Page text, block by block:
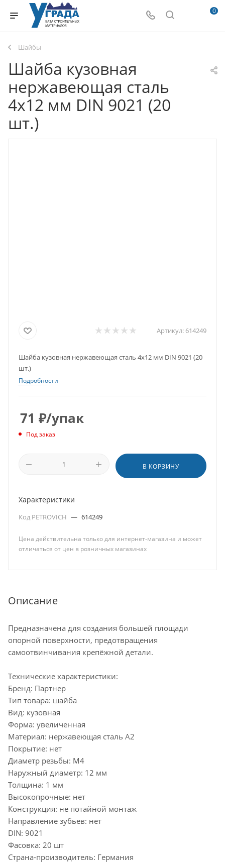
0
Шайбы
Шайба кузовная
нержавеющая сталь
4x12 мм DIN 9021 (20
шт.)
Артикул: 614249
Шайба кузовная нержавеющая сталь 4x12 мм DIN 9021 (20
шт.)
Подробности
71 ₽/упак
Под заказ
В КОРЗИНУ
Характеристики
Код PETROVICH — 614249
Цена действительна только для интернет-магазина и может
отличаться от цен в розничных магазинах
Описание
Предназначена для создания большей площади
опорной поверхности, предотвращения
самоотвинчивания крепёжной детали.
Технические характеристики:
Бренд: Партнер
Тип товара: шайба
Вид: кузовная
Форма: увеличенная
Материал: нержавеющая сталь А2
Покрытие: нет
Диаметр резьбы: М4
Наружный диаметр: 12 мм
Толщина: 1 мм
Высокопрочные: нет
Конструкция: не потайной монтаж
Направление зубьев: нет
DIN: 9021
Фасовка: 20 шт
Страна-производитель: Германия